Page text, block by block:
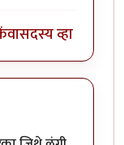
सदस्य व्हा